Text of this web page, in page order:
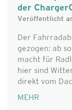
der
Veröffentlicht
Der
gezogen: ab
macht für
hier sind
direkt vom
MEHR